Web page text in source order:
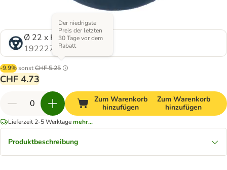
Ø 22 x H 1,25 cm
1922279.0
-9.9%sonstCHF 5.25
Der niedrigste
Preis der letzten
30 Tage vor dem
Rabatt
CHF 4.73
Zum Warenkorb
hinzufügen
Zum Warenkorb
hinzufügen
Lieferzeit 2-5 Werktagemehr...
Produktbeschreibung